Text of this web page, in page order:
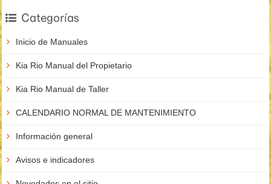
Categorías
Inicio de Manuales
Kia Rio Manual del Propietario
Kia Rio Manual de Taller
CALENDARIO NORMAL DE MANTENIMIENTO
Información general
Avisos e indicadores